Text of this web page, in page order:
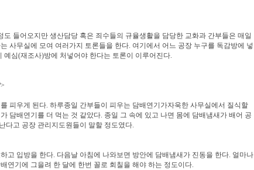
도 들어오지만 생산담당 혹은 죄수들의 규율생활을 담당한 교화과 간부들은 매일
사무실에 모여 여러가지 토론들을 한다. 여기에서 어느 공장 누구를 독감방에 넣
예심(재조사)방에 처넣어야 한다는 토론이 이루어진다.
피우게 된다. 하루종일 간부들이 피우는 담배연기가자욱한 사무실에서 질식할
담배연기를 더 먹는 것 같았다. 종일 그 속에 있고 나면 몸에 담배냄새가 배어 공
다고 공장 관리지도원들이 말할 정도였다.
고 입방을 한다. 다음날 아침에 나와보면 방안에 담배냄새가 진동을 한다. 얼마나
연기에 그을려 한 달에 한번 꼴로 회칠을 해야 하는 정도이다.